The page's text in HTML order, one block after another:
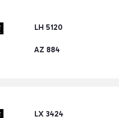
LH 5120
AZ 884
LX 3424